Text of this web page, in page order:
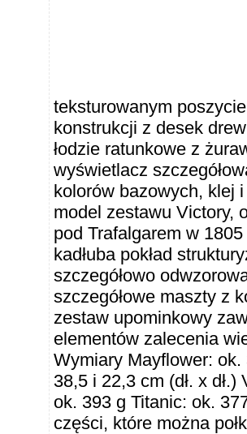
teksturowanym
konstrukcji z desek
łodzie ratunkowe z
wyświetlacz
kolorów bazowych, klej
model zestawu Victory,
pod Trafalgarem w
kadłuba pokład
szczegółowo
szczegółowe maszty z
zestaw upominkowy
elementów zalecenia
Wymiary Mayflower: ok.
38,5 i 22,3 cm (dł. x
ok. 393 g Titanic: ok.
części, które można